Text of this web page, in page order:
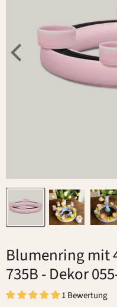
Blumenring mit
735B- Dekor
1 Bewertung